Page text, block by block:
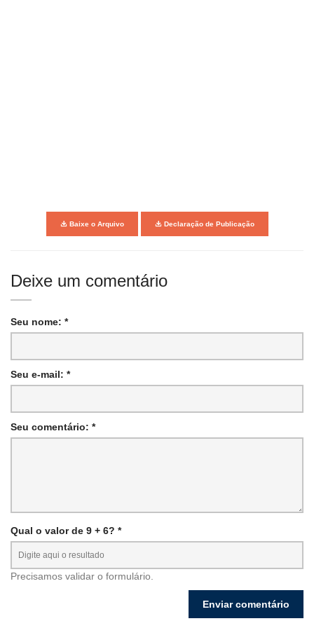
Baixe o Arquivo Declaração de Publicação
Deixe um comentário
Seu nome: *
Seu e-mail: *
Seu comentário: *
Qual o valor de 9 + 6? *
Precisamos validar o formulário.